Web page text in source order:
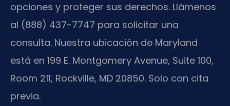
opciones y proteger sus derechos. Llámenos
al (888) 437-7747 para solicitar una
consulta. Nuestra ubicación de Maryland
está en 199 E. Montgomery Avenue, Suite 100,
Room 211, Rockville, MD 20850. Solo con cita
previa.